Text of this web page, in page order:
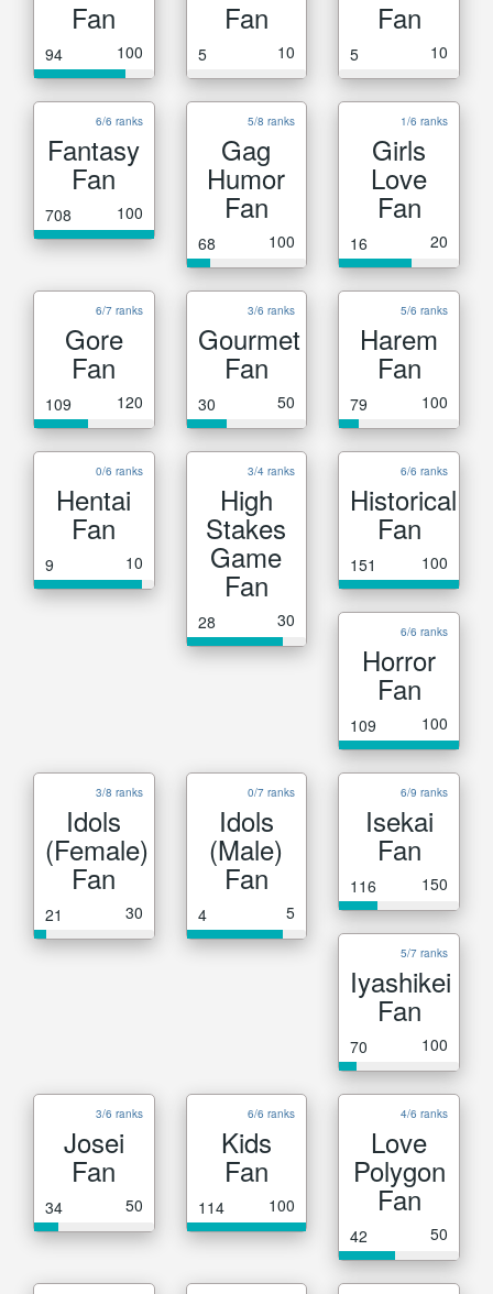
Fan
94 100
Fan
5 10
Fan
5 10
6/6 ranks
Fantasy
Fan
708 100
5/8 ranks
Gag
Humor
Fan
68 100
1/6 ranks
Girls
Love
Fan
16 20
6/7 ranks
Gore
Fan
109 120
3/6 ranks
Gourmet
Fan
30 50
5/6 ranks
Harem
Fan
79 100
0/6 ranks
Hentai
Fan
9 10
3/4 ranks
High
Stakes
Game
Fan
28 30
6/6 ranks
Historical
Fan
151 100
6/6 ranks
Horror
Fan
109 100
3/8 ranks
Idols
(Female)
Fan
21 30
0/7 ranks
Idols
(Male)
Fan
4 5
6/9 ranks
Isekai
Fan
116 150
5/7 ranks
Iyashikei
Fan
70 100
3/6 ranks
Josei
Fan
34 50
6/6 ranks
Kids
Fan
114 100
4/6 ranks
Love
Polygon
Fan
42 50